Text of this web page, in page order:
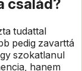
család?
tudattal
pedig zavarttá
szokatlanul
hanem